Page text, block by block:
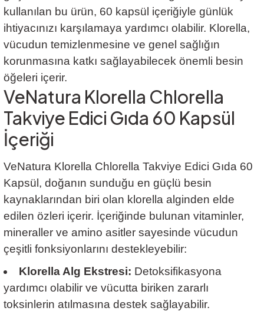
kullanılan bu ürün, 60 kapsül içeriğiyle günlük
ihtiyacınızı karşılamaya yardımcı olabilir. Klorella,
vücudun temizlenmesine ve genel sağlığın
korunmasına katkı sağlayabilecek önemli besin
öğeleri içerir.
VeNatura Klorella Chlorella
Takviye Edici Gıda 60 Kapsül
İçeriği
VeNatura Klorella Chlorella Takviye Edici Gıda 60
Kapsül, doğanın sunduğu en güçlü besin
kaynaklarından biri olan klorella alginden elde
edilen özleri içerir. İçeriğinde bulunan vitaminler,
mineraller ve amino asitler sayesinde vücudun
çeşitli fonksiyonlarını destekleyebilir:
Klorella Alg Ekstresi: Detoksifikasyona
yardımcı olabilir ve vücutta biriken zararlı
toksinlerin atılmasına destek sağlayabilir.